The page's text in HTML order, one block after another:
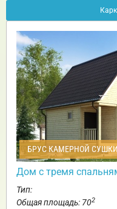
БРУС КАМЕРНОЙ СУШКИ
Дом с тремя
Тип:
Общая площадь: 702